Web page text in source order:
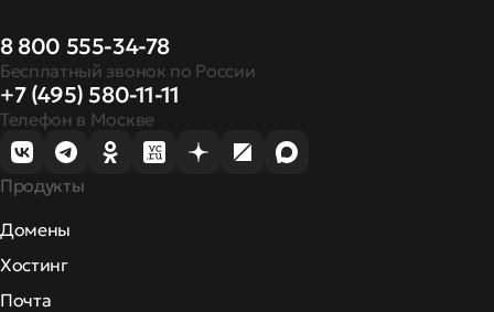
8 800 555-34-78
Бесплатный звонок по России
+7 (495) 580-11-11
Телефон в Москве
Продукты
Домены
Хостинг
Почта